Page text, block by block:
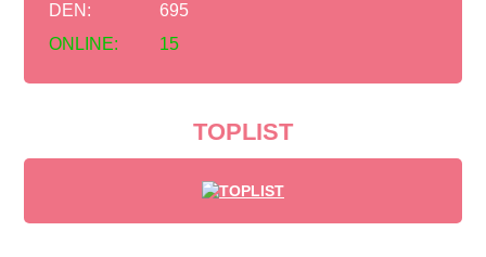
ONLINE: 15
DEN:
695
TOPLIST